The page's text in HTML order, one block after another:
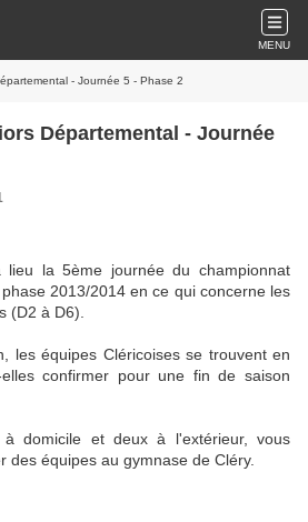
MENU
- Journée 5 - Phase 2
Départemental - Journée
lieu la 5ème journée du championnat
2013/2014 en ce qui concerne les
(D2 à D6).
les équipes Cléricoises se trouvent en
confirmer pour une fin de saison
à domicile et deux à l'extérieur, vous
des équipes au gymnase de Cléry.